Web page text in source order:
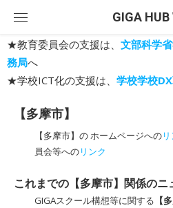
content
GIGA HUB
★教育委員会の支援は、 文部科学
務局へ
★学校ICT化の支援は、 学校学校
【多摩市】
【多摩市】の ホームページへの
員会等へのリンク
これまでの【多摩市】関係のニ
GIGAスクール構想等に関する 【